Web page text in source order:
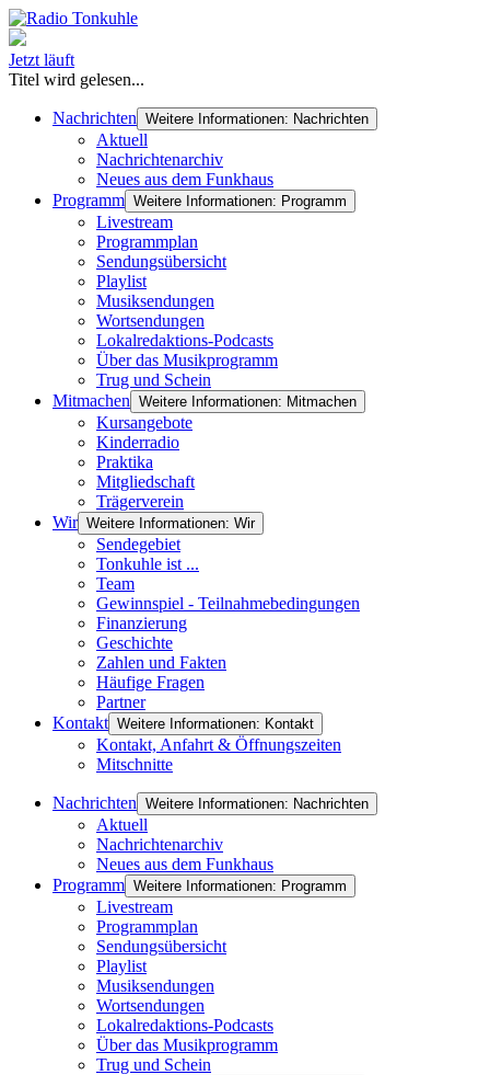
Jetzt läuft
Titel wird gelesen...
Nachrichten Weitere Informationen: Nachrichten
Aktuell
Nachrichtenarchiv
Neues aus dem Funkhaus
Programm Weitere Informationen: Programm
Livestream
Programmplan
Sendungsübersicht
Playlist
Musiksendungen
Wortsendungen
Lokalredaktions-Podcasts
Über das Musikprogramm
Trug und Schein
Mitmachen Weitere Informationen: Mitmachen
Kursangebote
Kinderradio
Praktika
Mitgliedschaft
Trägerverein
Wir Weitere Informationen: Wir
Sendegebiet
Tonkuhle ist ...
Team
Gewinnspiel - Teilnahmebedingungen
Finanzierung
Geschichte
Zahlen und Fakten
Häufige Fragen
Partner
Kontakt Weitere Informationen: Kontakt
Kontakt, Anfahrt & Öffnungszeiten
Mitschnitte
Nachrichten Weitere Informationen: Nachrichten
Aktuell
Nachrichtenarchiv
Neues aus dem Funkhaus
Programm Weitere Informationen: Programm
Livestream
Programmplan
Sendungsübersicht
Playlist
Musiksendungen
Wortsendungen
Lokalredaktions-Podcasts
Über das Musikprogramm
Trug und Schein